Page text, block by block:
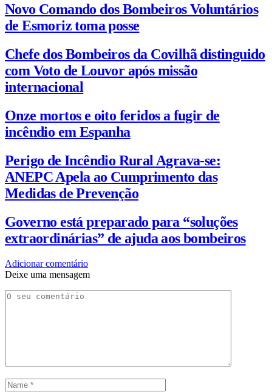
Novo Comando dos Bombeiros Voluntários
de Esmoriz toma posse
Chefe dos Bombeiros da Covilhã distinguido
com Voto de Louvor após missão
internacional
Onze mortos e oito feridos a fugir de
incêndio em Espanha
Perigo de Incêndio Rural Agrava-se:
ANEPC Apela ao Cumprimento das
Medidas de Prevenção
Governo está preparado para “soluções
extraordinárias” de ajuda aos bombeiros
Adicionar comentário
Deixe uma mensagem